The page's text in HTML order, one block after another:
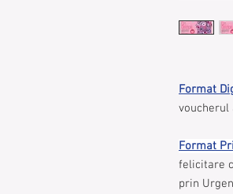
Format
voucherul
Format
felicitare
prin